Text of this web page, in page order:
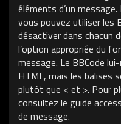
éléments d’un
vous pouvez utiliser les
désactiver dans chacun
l’option appropriée du
message. Le BBCode
HTML, mais les balises
plutôt que < et >. Pour
consultez le guide
de message.